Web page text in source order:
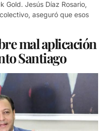
Gold. Jesús Díaz Rosario,
aseguró que esos
mal aplicación
Santiago